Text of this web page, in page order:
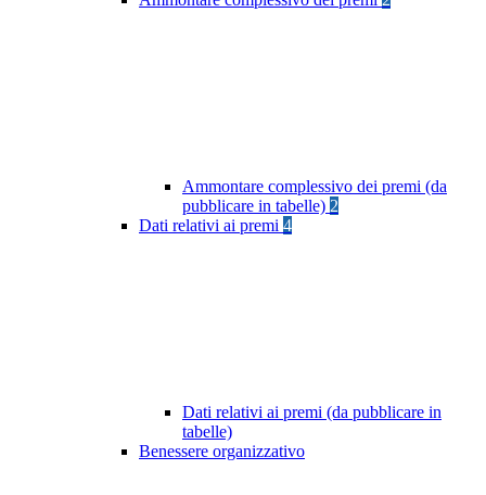
Ammontare complessivo dei premi (da
pubblicare in tabelle) 2
Dati relativi ai premi 4
Dati relativi ai premi (da pubblicare in
tabelle)
Benessere organizzativo